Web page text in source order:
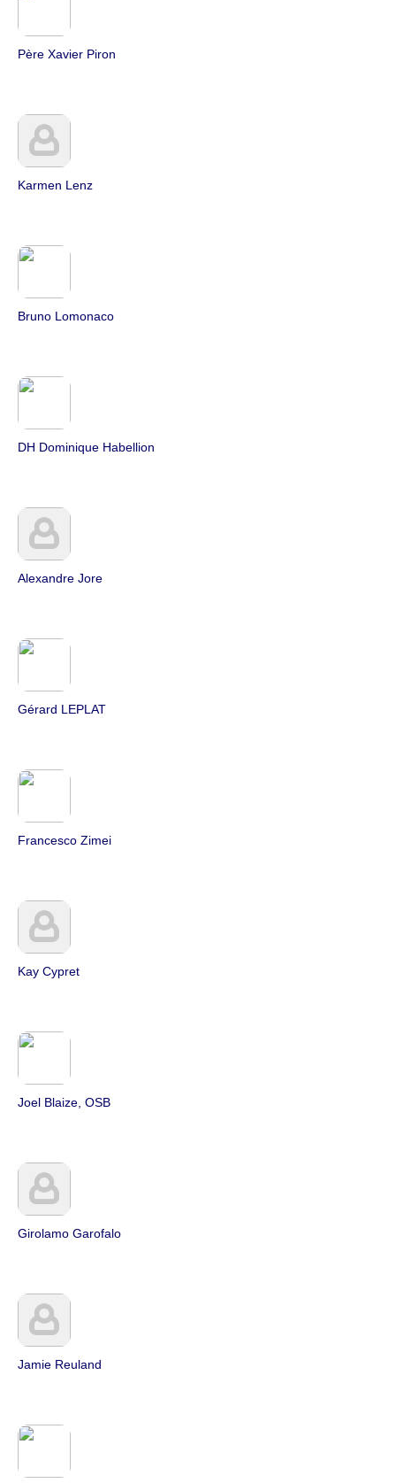
Père Xavier Piron
Karmen Lenz
Bruno Lomonaco
DH Dominique Habellion
Alexandre Jore
Gérard LEPLAT
Francesco Zimei
Kay Cypret
Joel Blaize, OSB
Girolamo Garofalo
Jamie Reuland